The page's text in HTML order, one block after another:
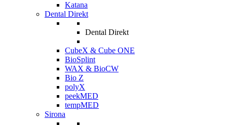
Katana
Dental Direkt
Dental Direkt
CubeX & Cube ONE
BioSplint
WAX & BioCW
Bio Z
polyX
peekMED
tempMED
Sirona